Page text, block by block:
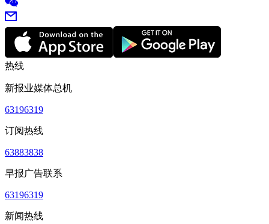
热线
新报业媒体总机
63196319
订阅热线
63883838
早报广告联系
63196319
新闻热线